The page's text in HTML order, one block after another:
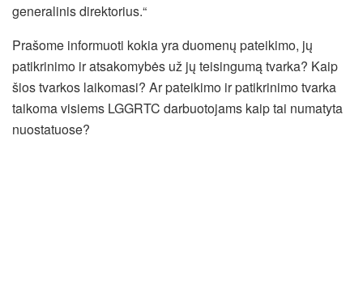
generalinis direktorius.“
Prašome informuoti kokia yra duomenų pateikimo, jų
patikrinimo ir atsakomybės už jų teisingumą tvarka? Kaip
šios tvarkos laikomasi? Ar pateikimo ir patikrinimo tvarka
taikoma visiems LGGRTC darbuotojams kaip tai numatyta
nuostatuose?